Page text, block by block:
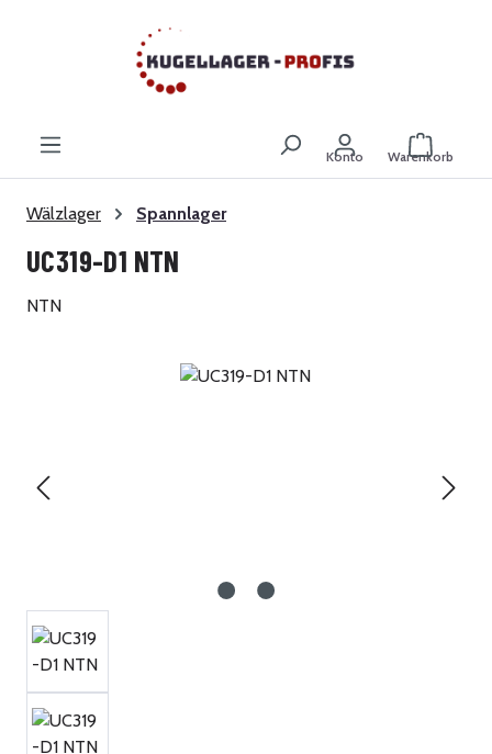
Zum Hauptinhalt springen
Konto Warenkorb
Wälzlager Spannlager
UC319-D1 NTN
NTN
Bildergalerie überspringen